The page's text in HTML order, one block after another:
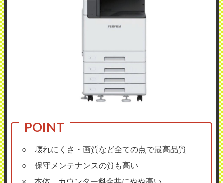
○ 壊れにくさ・画質など全ての点で最高品質
○ 保守メンテナンスの質も高い
× 本体、カウンター料金共にやや高い